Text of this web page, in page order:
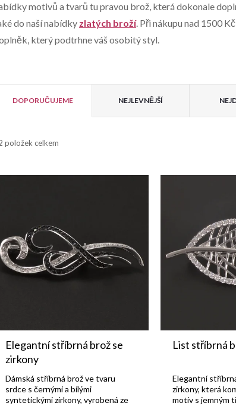
motivů a tvarů tu pravou brož, která dokonale
do naší nabídky zlatých broží. Při nákupu nad 1500
který podtrhne váš osobitý styl.
DOPORUČUJEME NEJLEVNĚJŠÍ
položek celkem
Elegantní stříbrná brož se
zirkony
Dámská stříbrná brož ve tvaru
srdce s černými a bílými
syntetickými zirkony, vyrobená ze
List stříbrná
Elegantní
zirkony, která
motiv s jemným